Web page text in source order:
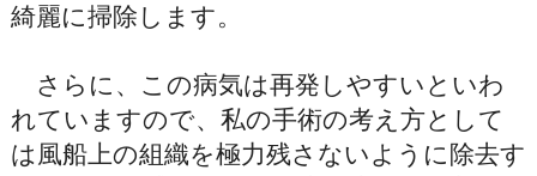
綺麗に掃除します。
さらに、この病気は再発しやすいといわ
れていますので、私の手術の考え方として
は風船上の組織を極力残さないように除去す